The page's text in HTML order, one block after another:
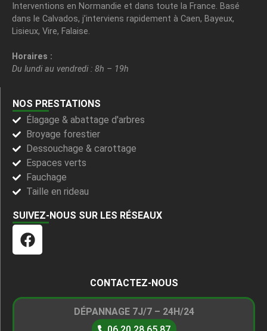
Interventions en Normandie et dans toute la France. Basé
dans le Calvados, j’interviens rapidement à Caen, Bayeux,
Lisieux, Vire, Falaise.
Horaires :
Du lundi au vendredi : 8h – 19h
NOS PRESTATIONS
Élagage & abattage d'arbres
Broyage forestier
Dessouchage & carottage
Espaces verts
Fauchage
Taille en rideau
SUIVEZ-NOUS SUR LES RÉSEAUX
CONTACTEZ-NOUS
DÉPANNAGE 7J/7 – 24H/24